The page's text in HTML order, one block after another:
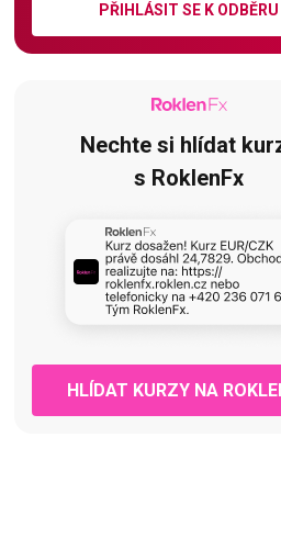
PŘIHLÁSIT SE K ODBĚRU
Nechte si hlídat
s RoklenFx
HLÍDAT KURZY NA